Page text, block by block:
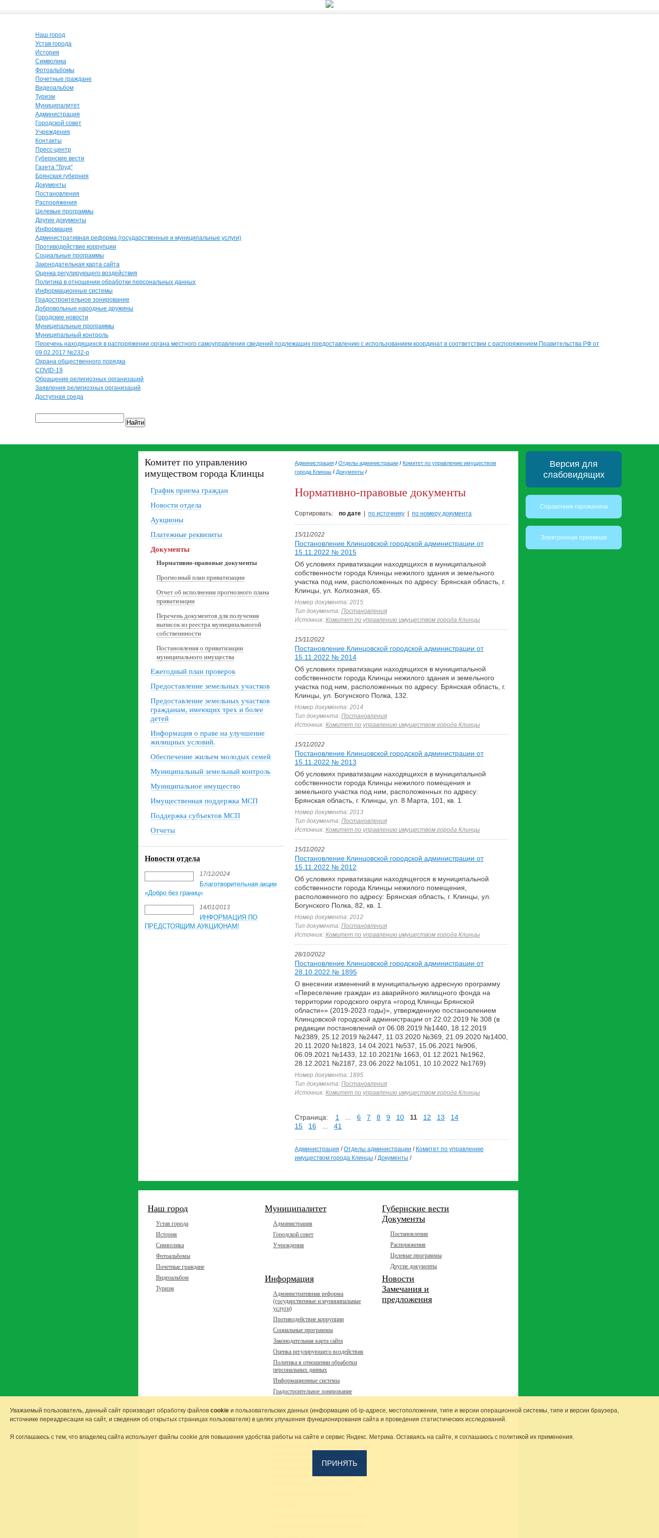
Наш город
Устав города
История
Символика
Фотоальбомы
Почетные граждане
Видеоальбом
Туризм
Муниципалитет
Администрация
Городской совет
Учреждения
Контакты
Пресс-центр
Губернские вести
Газета "Труд"
Брянская губерния
Документы
Постановления
Распоряжения
Целевые программы
Другие документы
Информация
Административная реформа (государственные и муниципальные услуги)
Противодействие коррупции
Социальные программы
Законодательная карта сайта
Оценка регулирующего воздействия
Политика в отношении обработки персональных данных
Информационные системы
Градостроительное зонирование
Добровольные народные дружины
Городские новости
Муниципальные программы
Муниципальный контроль
Перечень находящихся в распоряжении органа местного самоуправления сведений подлежащих предоставлению с использованием координат в соответствии с распоряжением Правительства РФ от
09.02.2017 №232-р
Охрана общественного порядка
COVID-19
Обращение религиозных организаций
Заявления религиозных организаций
Доступная среда
Найти
Комитет по управлению
имуществом города Клинцы
График приема граждан
Новости отдела
Аукционы
Платежные реквизиты
Документы
Нормативно-правовые документы
Прогнозный план приватизации
Отчет об исполнении прогнозного плана
приватизации
Перечень документов для получения
выписок из реестра муниципальногой
собственнности
Постановления о приватизации
муниципального имущества
Ежегодный план проверок
Предоставление земельных участков
Предоставление земельных участков
гражданам, имеющих трех и более
детей
Информация о праве на улучшение
жилищных условий.
Обеспечение жильем молодых семей
Муниципальный земельный контроль
Муниципальное имущество
Имущественная поддержка МСП
Поддержка субъектов МСП
Отчеты
Новости отдела
17/12/2024
Благотворительная акции
«Добро без границ»
14/01/2013
ИНФОРМАЦИЯ ПО
ПРЕДСТОЯЩИМ АУКЦИОНАМ!
Администрация / Отделы администрации / Комитет по управлению имуществом
города Клинцы / Документы /
Нормативно-правовые документы
Сортировать: по дате по источнику по номеру документа
15/11/2022
Постановление Клинцовской городской администрации от
15.11.2022 № 2015
Об условиях приватизации находящихся в муниципальной
собственности города Клинцы нежилого здания и земельного
участка под ним, расположенных по адресу: Брянская область, г.
Клинцы, ул. Колхозная, 65.
Номер документа: 2015
Тип документа: Постановления
Источник: Комитет по управлению имуществом города Клинцы
15/11/2022
Постановление Клинцовской городской администрации от
15.11.2022 № 2014
Об условиях приватизации находящихся в муниципальной
собственности города Клинцы нежилого здания и земельного
участка под ним, расположенных по адресу: Брянская область, г.
Клинцы, ул. Богунского Полка, 132.
Номер документа: 2014
Тип документа: Постановления
Источник: Комитет по управлению имуществом города Клинцы
15/11/2022
Постановление Клинцовской городской администрации от
15.11.2022 № 2013
Об условиях приватизации находящихся в муниципальной
собственности города Клинцы нежилого помещения и
земельного участка под ним, расположенных по адресу:
Брянская область, г. Клинцы, ул. 8 Марта, 101, кв. 1
Номер документа: 2013
Тип документа: Постановления
Источник: Комитет по управлению имуществом города Клинцы
15/11/2022
Постановление Клинцовской городской администрации от
15.11.2022 № 2012
Об условиях приватизации находящегося в муниципальной
собственности города Клинцы нежилого помещения,
расположенного по адресу: Брянская область, г. Клинцы, ул.
Богунского Полка, 82, кв. 1.
Номер документа: 2012
Тип документа: Постановления
Источник: Комитет по управлению имуществом города Клинцы
28/10/2022
Постановление Клинцовской городской администрации от
28.10.2022 № 1895
О внесении изменений в муниципальную адресную программу
«Переселение граждан из аварийного жилищного фонда на
территории городского округа «город Клинцы Брянской
области»» (2019-2023 годы)», утвержденную постановлением
Клинцовской городской администрации от 22.02.2019 № 308 (в
редакции постановлений от 06.08.2019 №1440, 18.12.2019
№2389, 25.12.2019 №2447, 11.03.2020 №369, 21.09.2020 №1400,
20.11.2020 №1823, 14.04.2021 №537, 15.06.2021 №906,
06.09.2021 №1433, 12.10.2021№ 1663, 01.12.2021 №1962,
28.12.2021 №2187, 23.06.2022 №1051, 10.10.2022 №1769)
Номер документа: 1895
Тип документа: Постановления
Источник: Комитет по управлению имуществом города Клинцы
Страница: 1 6 7 8 9 10 11 12 13
14
15
16 41
Администрация /Отделы администрации / Комитет по управлению
имуществом города Клинцы /Документы /
Наш город
Устав города
История
Символика
Фотоальбомы
Почетные граждане
Видеоальбом
Туризм
Муниципалитет
Администрация
Городской совет
Учреждения
Губернские вести
Документы
Постановления
Распоряжения
Целевые программы
Другие документы
Информация
Административная реформа
(государственные и муниципальные
услуги)
Противодействие коррупции
Социальные программы
Законодательная карта сайта
Оценка регулирующего воздействия
Политика в отношении обработки
персональных данных
Информационные системы
Градостроительное зонирование
Городские новости
Муниципальные программы
Муниципальный контроль
сведений подлежащих предоставлению с
использованием координат в
соответствии с распоряжением
Новости
Замечания и
предложения
Версия для
слабовидящих
Справочник горожанина
Электронная приемная
Уважаемый пользователь, данный сайт производит обработку файлов cookie и пользовательских данных (информацию об ip-адресе, местоположении, типе и версии операционной системы, типе и версии браузера,
источнике переадресации на сайт, и сведения об открытых страницах пользователя) в целях улучшения функционирования сайта и проведения статистических исследований.
Я соглашаюсь с тем, что владелец сайта использует файлы cookie для повышения удобства работы на сайте и сервис Яндекс. Метрика. Оставаясь на сайте, я соглашаюсь с политикой их применения.
ПРИНЯТЬ